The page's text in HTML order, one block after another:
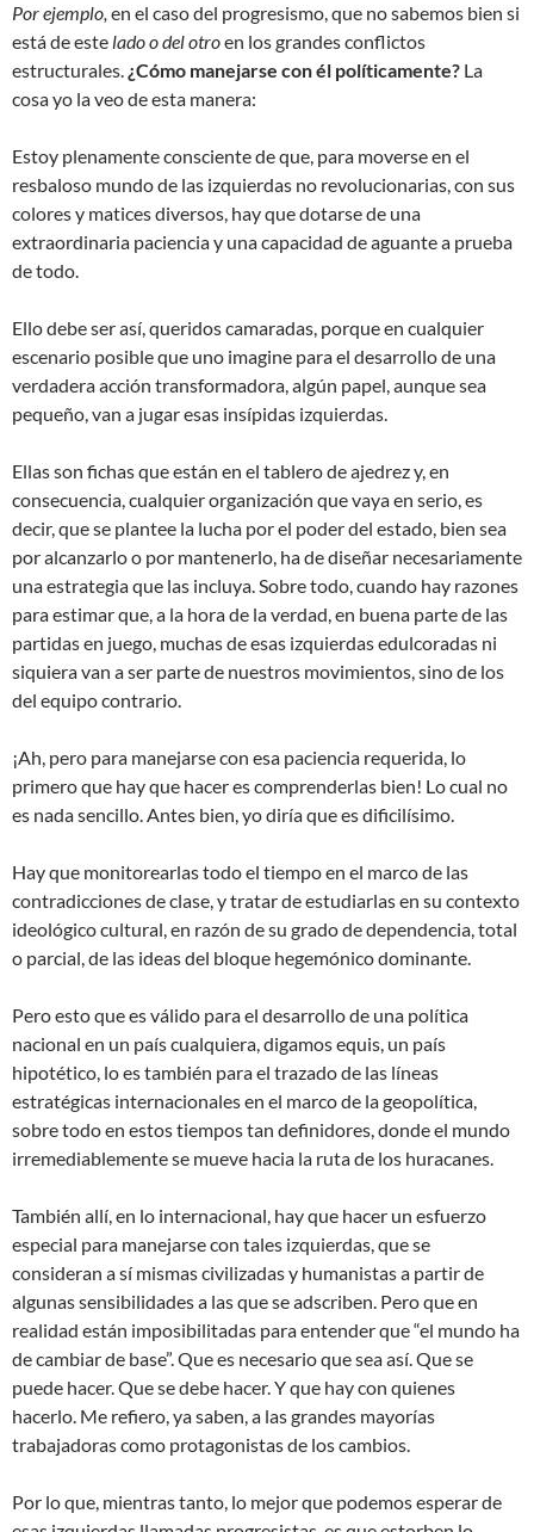
Por ejemplo, en el caso del progresismo, que no sabemos bien si
está de este lado o del otroen los grandes conflictos
estructurales. ¿Cómo manejarse con él políticamente? La
cosa yo la veo de esta manera:
Estoy plenamente consciente de que, para moverse en el
resbaloso mundo de las izquierdas no revolucionarias, con sus
colores y matices diversos, hay que dotarse de una
extraordinaria paciencia y una capacidad de aguante a prueba
de todo.
Ello debe ser así, queridos camaradas, porque en cualquier
escenario posible que uno imagine para el desarrollo de una
verdadera acción transformadora, algún papel, aunque sea
pequeño, van a jugar esas insípidas izquierdas.
Ellas son fichas que están en el tablero de ajedrez y, en
consecuencia, cualquier organización que vaya en serio, es
decir, que se plantee la lucha por el poder del estado, bien sea
por alcanzarlo o por mantenerlo, ha de diseñar necesariamente
una estrategia que las incluya. Sobre todo, cuando hay razones
para estimar que, a la hora de la verdad, en buena parte de las
partidas en juego, muchas de esas izquierdas edulcoradas ni
siquiera van a ser parte de nuestros movimientos, sino de los
del equipo contrario.
¡Ah, pero para manejarse con esa paciencia requerida, lo
primero que hay que hacer es comprenderlas bien! Lo cual no
es nada sencillo. Antes bien, yo diría que es dificilísimo.
Hay que monitorearlas todo el tiempo en el marco de las
contradicciones de clase, y tratar de estudiarlas en su contexto
ideológico cultural, en razón de su grado de dependencia, total
o parcial, de las ideas del bloque hegemónico dominante.
Pero esto que es válido para el desarrollo de una política
nacional en un país cualquiera, digamos equis, un país
hipotético, lo es también para el trazado de las líneas
estratégicas internacionales en el marco de la geopolítica,
sobre todo en estos tiempos tan definidores, donde el mundo
irremediablemente se mueve hacia la ruta de los huracanes.
También allí, en lo internacional, hay que hacer un esfuerzo
especial para manejarse con tales izquierdas, que se
consideran a sí mismas civilizadas y humanistas a partir de
algunas sensibilidades a las que se adscriben. Pero que en
realidad están imposibilitadas para entender que “el mundo ha
de cambiar de base”. Que es necesario que sea así. Que se
puede hacer. Que se debe hacer. Y que hay con quienes
hacerlo. Me refiero, ya saben, a las grandes mayorías
trabajadoras como protagonistas de los cambios.
Por lo que, mientras tanto, lo mejor que podemos esperar de